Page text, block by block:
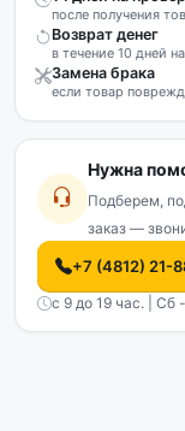
после получения
Возврат денег
в течение 10 дней
Замена брака
если товар
Нужна
Подберем,
заказ —
+7 (4812) 21-
с 9 до 19 час. | Сб